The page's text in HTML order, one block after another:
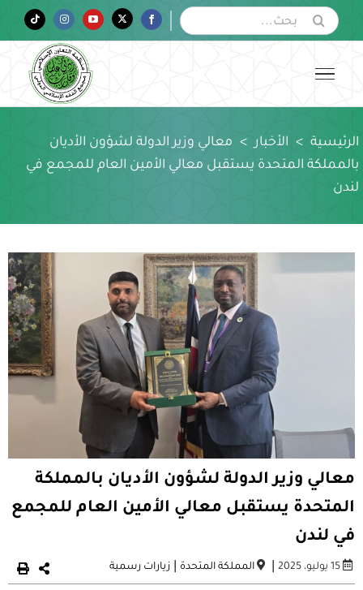
البحث
عن:
Facebook
Twitter
YouTube
Instagram
Tiktok
الرئيسية > الأخبار > معالي وزير الدولة لشؤون الأديان
بالمملكة المتحدة يستقبل معالي الأمين العام للمجمع في
لندن
معالي وزير الدولة لشؤون الأديان بالمملكة
المتحدة يستقبل معالي الأمين العام للمجمع
في لندن
15 يوليو، 2025 | المملكة المتحدة زيارات رسمية